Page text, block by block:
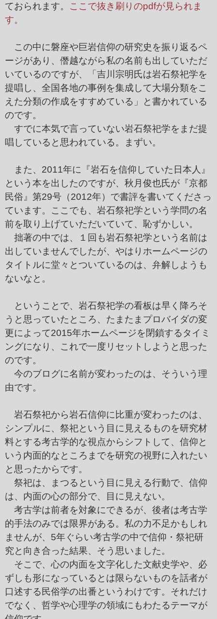
ておられます。 ここで抜き刷りのpdfが見られま
す。
この中に磐座や巨岩信仰の研究史を振り返るペ
ージがあり、僭越ながら私の名前も出していただ
いているのですが、「吉川宗明氏は岩石祭祀学を
提唱し、全国各地の事例を集成して大場分類をこ
えた分類の作成をすすめている」と書かれている
のです。
すでに本気で言っていない岩石祭祀学をまだ提
唱していると思われている。まずい。
また、2011年に『岩石を信仰していた日本人』
という本を出したのですが、秋月俊也氏が『京都
民俗』第29号（2012年）で書評を書いてくださっ
ています。ここでも、岩石祭祀学という学問の名
前を取り上げていただいていて、恥ずかしい。
拙著の中では、１回も岩石祭祀学という名前は
出していませんでしたが、やはりホームページの
タイトルに堂々とついているのは、弁解しようも
ないなと。
ということで、岩石祭祀学の看板は早く降ろそ
うと思っていたところ、たまたまプロバイダの変
更によって2015年ホームページを閉鎖するタイミ
ングになり、これで一度リセットしようと思った
のです。
今のブログに名前が変わったのは、そういう理
由です。
岩石祭祀から岩石信仰に比重が変わったのは、
シンプルに、祭祀という目に見えるものを研究材
料とする考古学的な視点からシフトして、信仰と
いう内面的なところまでを研究の視野に入れたい
と思ったからです。
祭祀は、まつるという目に見える行動で、信仰
は、内面の心の部分で、目に見えない。
考古学は前者を対象にできるが、後者は考古学
的手法のみでは限界がある。私の力不足かもしれ
ませんが、5年ぐらい考古学の中で信仰・祭祀研
究と向き合った結果、そう思いました。
そこで、心の内面を文字化した文献史学や、必
ずしも形になっているとは限らないものを話者が
口述する民俗学の出番というわけです。それだけ
でなく、哲学や心理学の領域にもわたるテーマが